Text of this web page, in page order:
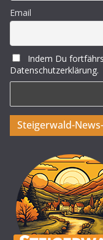
Email
Indem Du
Datenschutzerklärung.
Steigerwald-